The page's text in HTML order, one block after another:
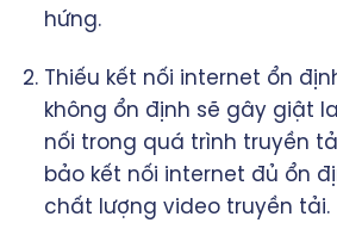
hứng.
Thiếu kết nối internet ổn
không ổn định sẽ gây giật
nối trong quá trình truyền
bảo kết nối internet đủ ổn
chất lượng video truyền tải.